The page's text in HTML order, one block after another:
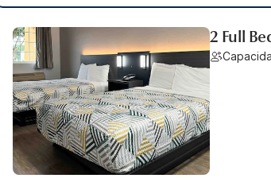
2 Full